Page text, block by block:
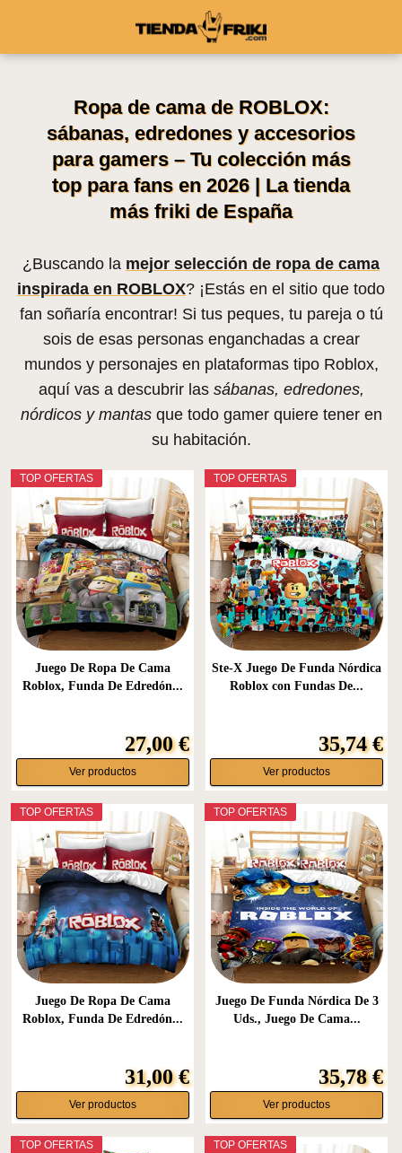
Ropa de cama de ROBLOX:
sábanas, edredones y accesorios
para gamers – Tu colección más
top para fans en 2026 | La tienda
más friki de España
¿Buscando la mejor selección de ropa de cama
inspirada en ROBLOX? ¡Estás en el sitio que todo
fan soñaría encontrar! Si tus peques, tu pareja o tú
sois de esas personas enganchadas a crear
mundos y personajes en plataformas tipo Roblox,
aquí vas a descubrir las sábanas, edredones,
nórdicos y mantasque todo gamer quiere tener en
su habitación.
TOP OFERTAS
Juego De Ropa De Cama
Roblox, Funda De Edredón...
27,00 €
Ver productos
TOP OFERTAS
Ste-X Juego De Funda Nórdica
Roblox con Fundas De...
35,74 €
Ver productos
TOP OFERTAS
Juego De Ropa De Cama
Roblox, Funda De Edredón...
31,00 €
Ver productos
TOP OFERTAS
Juego De Funda Nórdica De 3
Uds., Juego De Cama...
35,78 €
Ver productos
TOP OFERTAS TOP OFERTAS